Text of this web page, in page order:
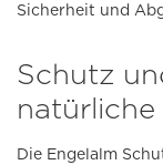
Sicherheit und
Schutz
Die Engelalm